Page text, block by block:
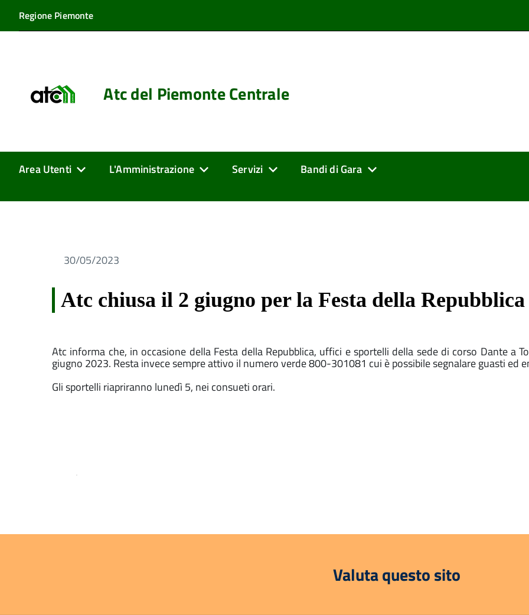
Regione Piemonte
Atc del Piemonte Centrale
Area Utenti L'Amministrazione Servizi Bandi di Gara
30/05/2023
Atc chiusa il 2 giugno per la Festa della Repubblica
Atc informa che, in occasione della Festa della Repubblica, uffici e sportelli della sede di corso Dante a
giugno 2023. Resta invece sempre attivo il numero verde 800-301081 cui è possibile segnalare guasti ed
Gli sportelli riapriranno lunedì 5, nei consueti orari.
.
Valuta questo sito